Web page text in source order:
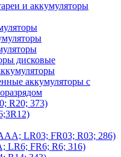
и аккумуляторы
дисковые
аккумуляторы с
R20; 373)
LR03; FR03; R03; 286)
LR6; FR6; R6; 316)